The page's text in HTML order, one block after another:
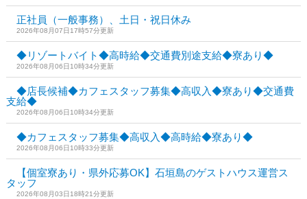
正社員（一般事務）、土日・祝日休み
2026年08月07日17時57分更新
◆リゾートバイト◆高時給◆交通費別途支給◆寮あり◆
2026年08月06日10時34分更新
◆店長候補◆カフェスタッフ募集◆高収入◆寮あり◆交通費
支給◆
2026年08月06日10時34分更新
◆カフェスタッフ募集◆高収入◆高時給◆寮あり◆
2026年08月06日10時33分更新
【個室寮あり・県外応募OK】石垣島のゲストハウス運営ス
タッフ
2026年08月03日18時21分更新